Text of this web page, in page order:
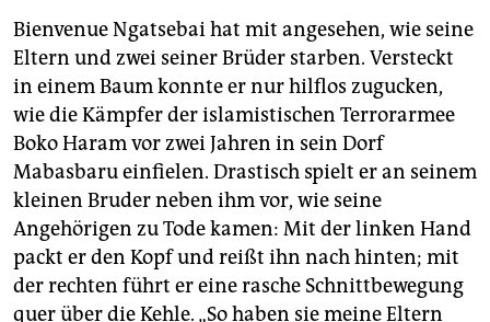
abo
genossenschaft
epaper login
Bienvenue Ngatsebai hat mit angesehen, wie seine
Eltern und zwei seiner Brüder starben. Versteckt
in einem Baum konnte er nur hilflos zugucken,
wie die Kämpfer der islamistischen Terrorarmee
Boko Haram vor zwei Jahren in sein Dorf
Mabasbaru einfielen. Drastisch spielt er an seinem
kleinen Bruder neben ihm vor, wie seine
Angehörigen zu Tode kamen: Mit der linken Hand
packt er den Kopf und reißt ihn nach hinten; mit
der rechten führt er eine rasche Schnittbewegung
quer über die Kehle. „So haben sie meine Eltern